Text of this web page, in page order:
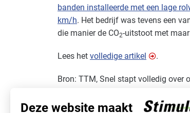
banden installeerde met een lage
km/h. Het bedrijf was tevens een
die manier de CO2-uitstoot met
Lees het volledige artikel .
Bron: TTM, Snel stapt volledig over